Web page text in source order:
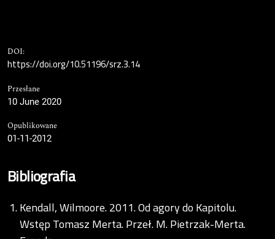
DOI:
https://doi.org/10.51196/srz.3.14
Przesłane
10 June 2020
Opublikowane
01-11-2012
Bibliografia
Kendall, Wilmoore. 2011. Od agory do Kapitolu.
Wstęp Tomasz Merta. Przeł. M. Pietrzak-Merta.